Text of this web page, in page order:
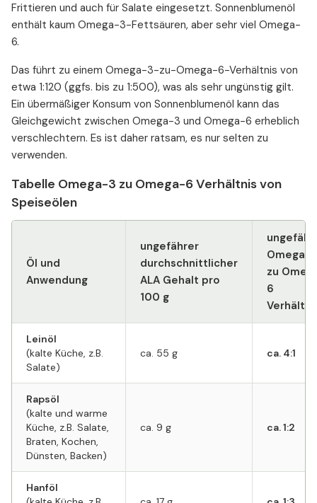
Frittieren und auch für Salate eingesetzt. Sonnenblumenöl
enthält kaum Omega-3-Fettsäuren, aber sehr viel Omega-
6.
Das führt zu einem Omega-3-zu-Omega-6-Verhältnis von
etwa 1:120 (ggfs. bis zu 1:500), was als sehr ungünstig gilt.
Ein übermäßiger Konsum von Sonnenblumenöl kann das
Gleichgewicht zwischen Omega-3 und Omega-6 erheblich
verschlechtern. Es ist daher ratsam, es nur selten zu
verwenden.
Tabelle Omega-3 zu Omega-6 Verhältnis von
Speiseölen
Öl und
Anwendung
ungefährer
durchschnittlicher
ALA Gehalt pro
100 g
Omega-3
zu
6
Leinöl
(kalte Küche, z.B.
Salate)
ca. 55 g ca. 4:1
Rapsöl
(kalte und warme
Küche, z.B. Salate,
Braten, Kochen,
Dünsten, Backen)
ca. 9 g ca. 1:2
Hanföl